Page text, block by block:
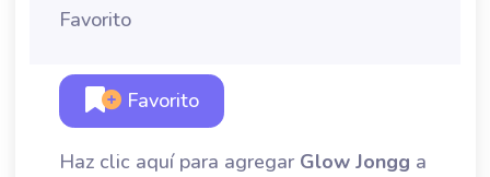
Favorito
Favorito
Haz clic aquí para agregar Glow Jongg a